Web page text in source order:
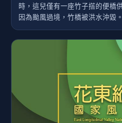
時，這兒僅有一座竹子搭的便橋
因為颱風過境，竹橋被洪水沖毀
務主任陳國義與張箭、鄧玉瑛、
課，即使河水湍急，他們仍手牽
失足落水，其中張箭與鄧玉瑛2
這個消息撼動全國，大家均極為
獻的精神，時任行政院長的蔣經
定撥款興建一座水泥大橋，改善
將此橋命名為「箭瑛大橋」，以
公犧牲生命的老師。後來，這個
橋」後，兩位老師為學子犧牲奉